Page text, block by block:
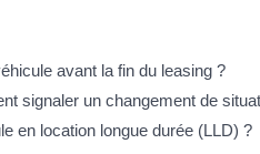
avant la fin du leasing ?
signaler un changement de
en location longue durée (LLD) ?